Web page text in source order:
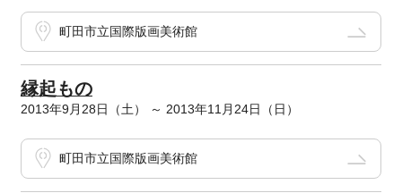
町田市立国際版画美術館
縁起もの
2013年9月28日（土） ～ 2013年11月24日（日）
町田市立国際版画美術館